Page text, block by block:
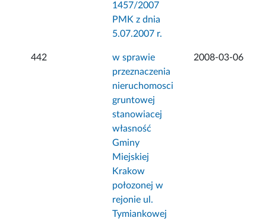
1457/2007
PMK z dnia
5.07.2007 r.
442
w sprawie
przeznaczenia
nieruchomosci
gruntowej
stanowiacej
własność
Gminy
Miejskiej
Krakow
połozonej w
rejonie ul.
Tymiankowej
2008-03-06